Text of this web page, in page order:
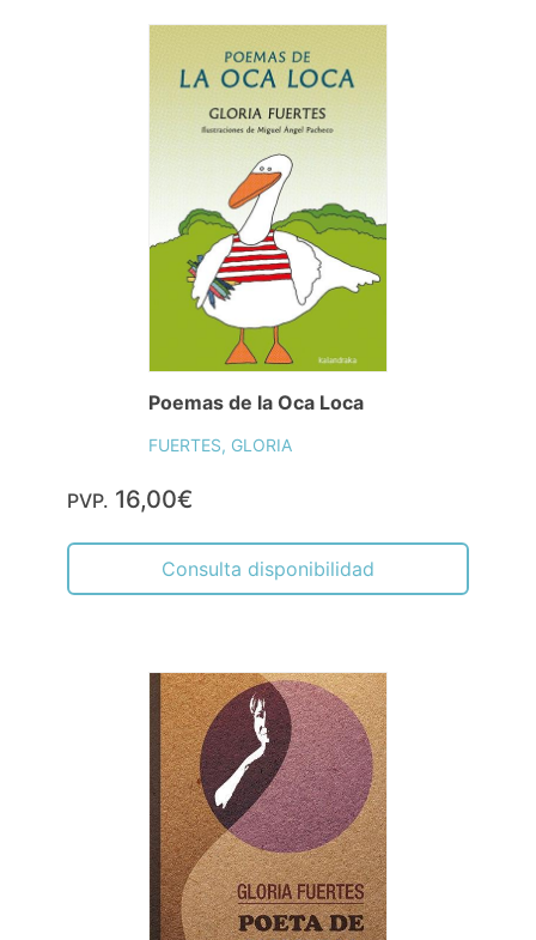
Poemas de la Oca Loca
FUERTES, GLORIA
PVP. 16,00€
Consulta disponibilidad